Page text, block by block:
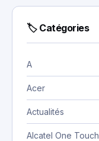
🏷 Catégories
A
Acer
Actualités
Alcatel One Touch